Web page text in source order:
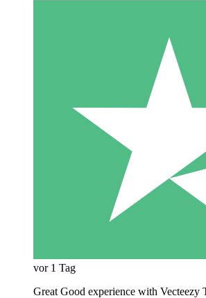
vor 1 Tag
Great Good experience with Vecteezy